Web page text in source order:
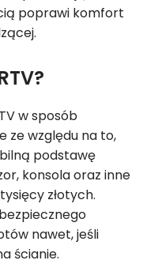
poprawi komfort
w sposób
ze względu na to,
podstawę
konsola oraz inne
złotych.
nawet, jeśli
ścianie.